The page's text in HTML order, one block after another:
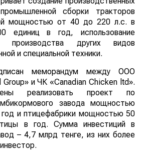
сборки тракторов
мощностью от 40 до 220 л.с. в
единиц в год, использование
других видов
и специальной техники.
меморандум между ООО
Group» и ЧК «Сanadian Chicken ltd».
реализовать проект по
завода мощностью
и птицефабрики мощностью 50
в год. Сумма инвестиций в
– 4,7 млрд тенге, из них более